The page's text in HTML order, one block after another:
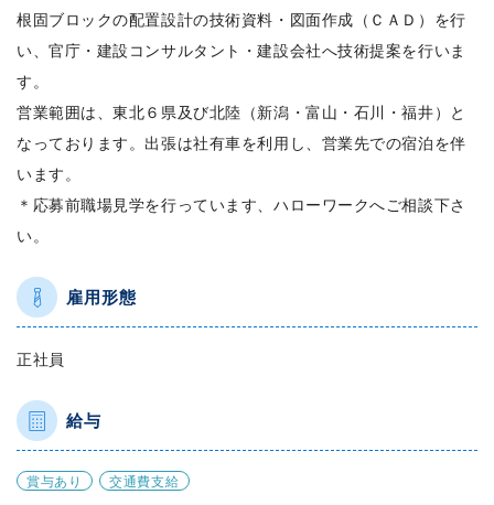
根固ブロックの配置設計の技術資料・図面作成（ＣＡＤ）を行
い、官庁・建設コンサルタント・建設会社へ技術提案を行いま
す。
営業範囲は、東北６県及び北陸（新潟・富山・石川・福井）と
なっております。出張は社有車を利用し、営業先での宿泊を伴
います。
＊応募前職場見学を行っています、ハローワークへご相談下さ
い。
雇用形態
正社員
給与
賞与あり 交通費支給